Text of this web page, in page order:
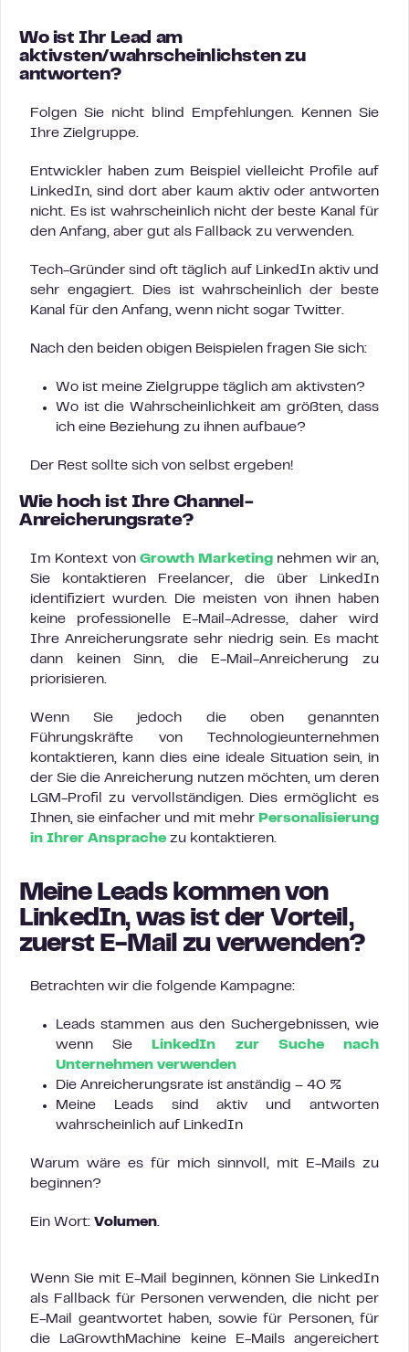
Wo ist Ihr Lead am
aktivsten/wahrscheinlichsten zu
antworten?
Folgen Sie nicht blind Empfehlungen. Kennen Sie
Ihre Zielgruppe.
Entwickler haben zum Beispiel vielleicht Profile auf
LinkedIn, sind dort aber kaum aktiv oder antworten
nicht. Es ist wahrscheinlich nicht der beste Kanal für
den Anfang, aber gut als Fallback zu verwenden.
Tech-Gründer sind oft täglich auf LinkedIn aktiv und
sehr engagiert. Dies ist wahrscheinlich der beste
Kanal für den Anfang, wenn nicht sogar Twitter.
Nach den beiden obigen Beispielen fragen Sie sich:
Wo ist meine Zielgruppe täglich am aktivsten?
Wo ist die Wahrscheinlichkeit am größten, dass
ich eine Beziehung zu ihnen aufbaue?
Der Rest sollte sich von selbst ergeben!
Wie hoch ist Ihre Channel-
Anreicherungsrate?
Im Kontext von Growth Marketing nehmen wir an,
Sie kontaktieren Freelancer, die über LinkedIn
identifiziert wurden. Die meisten von ihnen haben
keine professionelle E-Mail-Adresse, daher wird
Ihre Anreicherungsrate sehr niedrig sein. Es macht
dann keinen Sinn, die E-Mail-Anreicherung zu
priorisieren.
Wenn Sie jedoch die oben genannten
Führungskräfte von Technologieunternehmen
kontaktieren, kann dies eine ideale Situation sein, in
der Sie die Anreicherung nutzen möchten, um deren
LGM-Profil zu vervollständigen. Dies ermöglicht es
Ihnen, sie einfacher und mit mehr Personalisierung
in Ihrer Ansprache zu kontaktieren.
Meine Leads kommen von
LinkedIn, was ist der Vorteil,
zuerst E-Mail zu verwenden?
Betrachten wir die folgende Kampagne:
Leads stammen aus den Suchergebnissen, wie
wenn Sie
LinkedIn zur Suche nach
Unternehmen verwenden
Die Anreicherungsrate ist anständig – 40 %
Meine Leads sind aktiv und antworten
wahrscheinlich auf LinkedIn
Warum wäre es für mich sinnvoll, mit E-Mails zu
beginnen?
Ein Wort: Volumen.
Wenn Sie mit E-Mail beginnen, können Sie LinkedIn
als Fallback für Personen verwenden, die nicht per
E-Mail geantwortet haben, sowie für Personen, für
die LaGrowthMachine keine E-Mails angereichert